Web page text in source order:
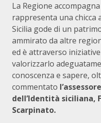
La Regione
rappresenta una chicca
Sicilia gode di un
ammirato da altre
ed è attraverso
valorizzarlo
conoscenza e sapere,
commentato
dell’Identità siciliana,
Scarpinato.